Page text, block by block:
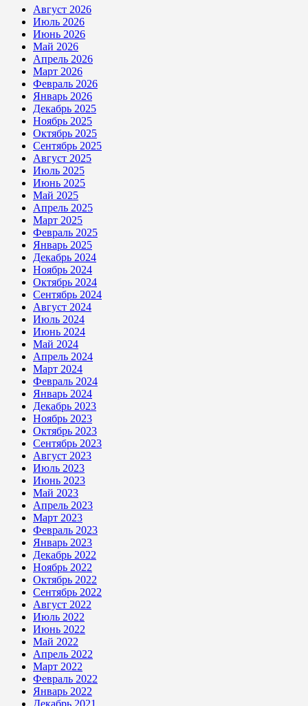
Август 2026
Июль 2026
Июнь 2026
Май 2026
Апрель 2026
Март 2026
Февраль 2026
Январь 2026
Декабрь 2025
Ноябрь 2025
Октябрь 2025
Сентябрь 2025
Август 2025
Июль 2025
Июнь 2025
Май 2025
Апрель 2025
Март 2025
Февраль 2025
Январь 2025
Декабрь 2024
Ноябрь 2024
Октябрь 2024
Сентябрь 2024
Август 2024
Июль 2024
Июнь 2024
Май 2024
Апрель 2024
Март 2024
Февраль 2024
Январь 2024
Декабрь 2023
Ноябрь 2023
Октябрь 2023
Сентябрь 2023
Август 2023
Июль 2023
Июнь 2023
Май 2023
Апрель 2023
Март 2023
Февраль 2023
Январь 2023
Декабрь 2022
Ноябрь 2022
Октябрь 2022
Сентябрь 2022
Август 2022
Июль 2022
Июнь 2022
Май 2022
Апрель 2022
Март 2022
Февраль 2022
Январь 2022
Декабрь 2021